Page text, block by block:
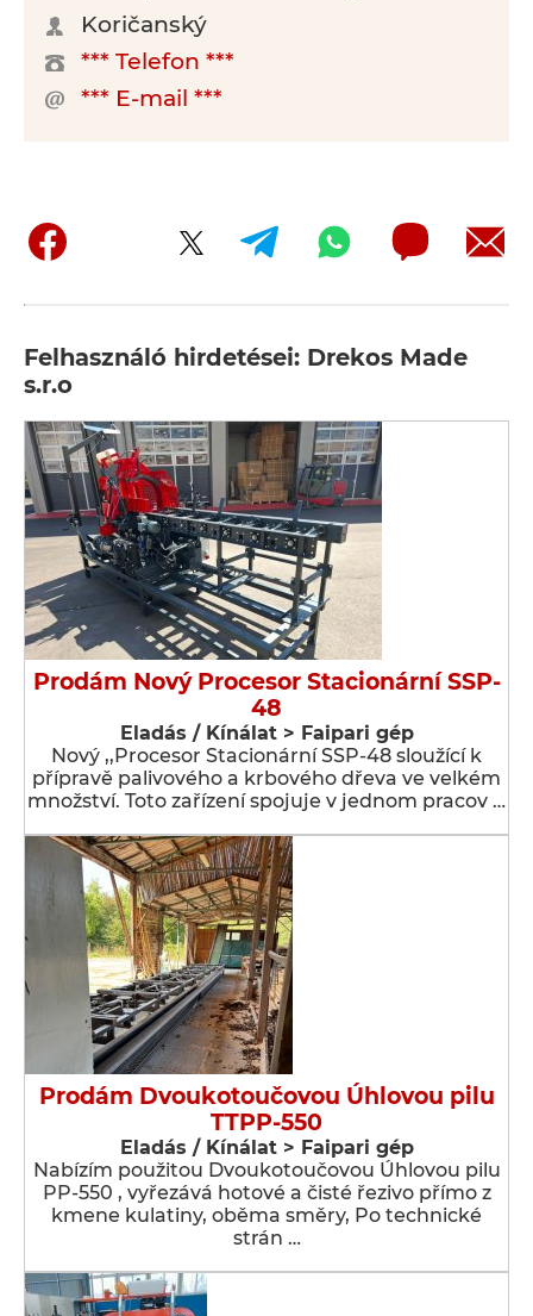
Koričanský
*** Telefon ***
*** E-mail ***
Felhasználó hirdetései: Drekos Made
s.r.o
Prodám Nový Procesor Stacionární SSP-
48
Eladás / Kínálat > Faipari gép
Nový ,,Procesor Stacionární SSP-48 sloužící k
přípravě palivového a krbového dřeva ve velkém
množství. Toto zařízení spojuje v jednom pracov …
Prodám Dvoukotoučovou Úhlovou pilu
TTPP-550
Eladás / Kínálat > Faipari gép
Nabízím použitou Dvoukotoučovou Úhlovou pilu
PP-550 , vyřezává hotové a čisté řezivo přímo z
kmene kulatiny, oběma směry, Po technické
strán …